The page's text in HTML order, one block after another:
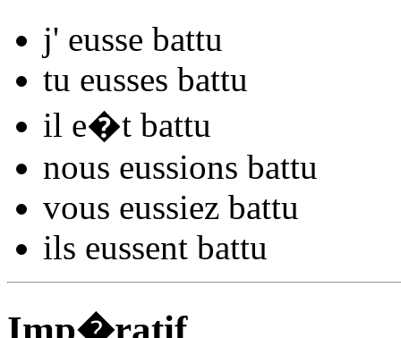
j' eusse battu
tu eusses battu
il e�t battu
nous eussions battu
vous eussiez battu
ils eussent battu
Imp�ratif